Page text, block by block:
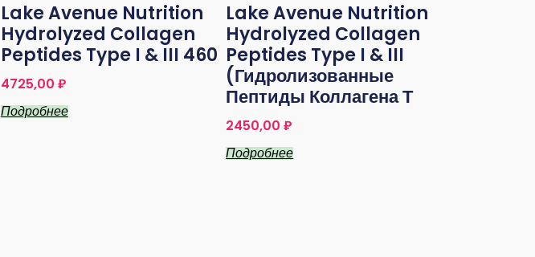
Lake Avenue Nutrition
Hydrolyzed Collagen
Peptides Type I & III 460
4725,00 ₽
Подробнее
Lake Avenue Nutrition
Hydrolyzed Collagen
Peptides Type I & III
(гидролизованные
Пептиды Коллагена Т
2450,00₽
Подробнее